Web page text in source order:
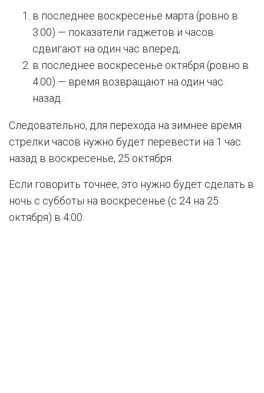
в последнее воскресенье марта (ровно в
3:00) — показатели гаджетов и часов
сдвигают на один час вперед;
в последнее воскресенье октября (ровно в
4:00) — время возвращают на один час
назад.
Следовательно, для перехода на зимнее время
стрелки часов нужно будет перевести на 1 час
назад в воскресенье, 25 октября.
Если говорить точнее, это нужно будет сделать в
ночь с субботы на воскресенье (с 24 на 25
октября) в 4:00.